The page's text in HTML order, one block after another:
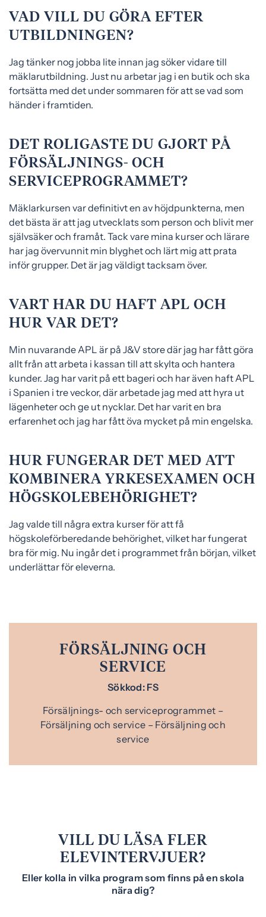
VAD VILL DU GÖRA EFTER
UTBILDNINGEN?
Jag tänker nog jobba lite innan jag söker vidare till
mäklarutbildning. Just nu arbetar jag i en butik och ska
fortsätta med det under sommaren för att se vad som
händer i framtiden.
DET ROLIGASTE DU GJORT PÅ
FÖRSÄLJNINGS- OCH
SERVICEPROGRAMMET?
Mäklarkursen var definitivt en av höjdpunkterna, men
det bästa är att jag utvecklats som person och blivit mer
självsäker och framåt. Tack vare mina kurser och lärare
har jag övervunnit min blyghet och lärt mig att prata
inför grupper. Det är jag väldigt tacksam över.
VART HAR DU HAFT APL OCH
HUR VAR DET?
Min nuvarande APL är på J&V store där jag har fått göra
allt från att arbeta i kassan till att skylta och hantera
kunder. Jag har varit på ett bageri och har även haft APL
i Spanien i tre veckor, där arbetade jag med att hyra ut
lägenheter och ge ut nycklar. Det har varit en bra
erfarenhet och jag har fått öva mycket på min engelska.
HUR FUNGERAR DET MED ATT
KOMBINERA YRKESEXAMEN OCH
HÖGSKOLEBEHÖRIGHET?
Jag valde till några extra kurser för att få
högskoleförberedande behörighet, vilket har fungerat
bra för mig. Nu ingår det i programmet från början, vilket
underlättar för eleverna.
FÖRSÄLJNING OCH
SERVICE
Sökkod: FS
Försäljnings- och serviceprogrammet –
Försäljning och service – Försäljning och
service
VILL DU LÄSA FLER
ELEVINTERVJUER?
Eller kolla in vilka program som finns på en skola
nära dig?